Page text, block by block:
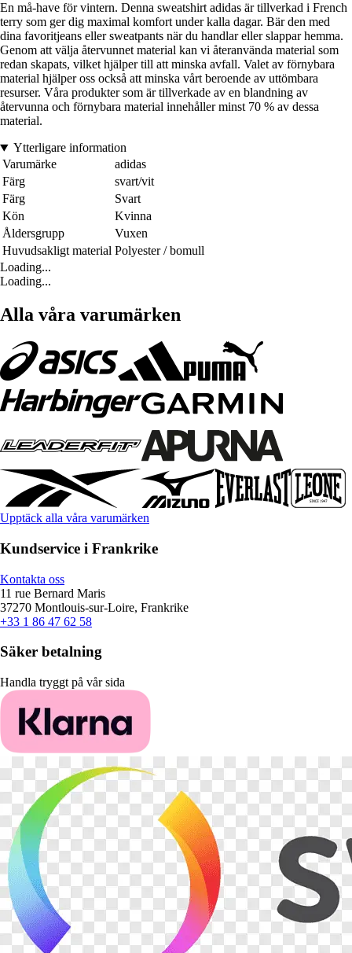
En må-have för vintern. Denna sweatshirt adidas är tillverkad i French
terry som ger dig maximal komfort under kalla dagar. Bär den med
dina favoritjeans eller sweatpants när du handlar eller slappar hemma.
Genom att välja återvunnet material kan vi återanvända material som
redan skapats, vilket hjälper till att minska avfall. Valet av förnybara
material hjälper oss också att minska vårt beroende av uttömbara
resurser. Våra produkter som är tillverkade av en blandning av
återvunna och förnybara material innehåller minst 70 % av dessa
material.
Ytterligare information
Varumärke
adidas
Färg
svart/vit
Färg
Svart
Kön
Kvinna
Åldersgrupp
Vuxen
Huvudsakligt material Polyester / bomull
Loading...
Loading...
Alla våra varumärken
Upptäck alla våra varumärken
Kundservice i Frankrike
Kontakta oss
11 rue Bernard Maris
37270 Montlouis-sur-Loire, Frankrike
+33 1 86 47 62 58
Säker betalning
Handla tryggt på vår sida